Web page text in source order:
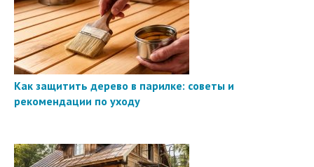
Как защитить дерево в парилке: советы и
рекомендации по уходу